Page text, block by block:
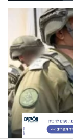
- ולא